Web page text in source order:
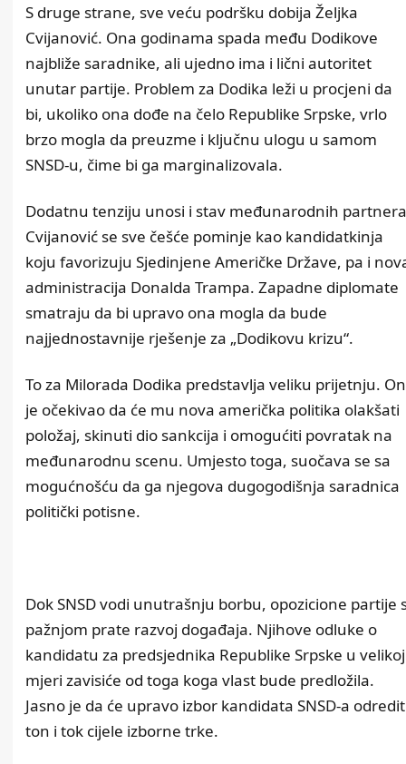
S druge strane, sve veću podršku dobija Željka
Cvijanović. Ona godinama spada među Dodikove
najbliže saradnike, ali ujedno ima i lični autoritet
unutar partije. Problem za Dodika leži u procjeni da
bi, ukoliko ona dođe na čelo Republike Srpske, vrlo
brzo mogla da preuzme i ključnu ulogu u samom
SNSD-u, čime bi ga marginalizovala.
Dodatnu tenziju unosi i stav međunarodnih
Cvijanović se sve češće pominje kao kandidatkinja
koju favorizuju Sjedinjene Američke Države, pa i
administracija Donalda Trampa. Zapadne diplomate
smatraju da bi upravo ona mogla da bude
najjednostavnije rješenje za „Dodikovu krizu“.
To za Milorada Dodika predstavlja veliku prijetnju. On
je očekivao da će mu nova američka politika olakšati
položaj, skinuti dio sankcija i omogućiti povratak na
međunarodnu scenu. Umjesto toga, suočava se sa
mogućnošću da ga njegova dugogodišnja saradnica
politički potisne.
Dok SNSD vodi unutrašnju borbu, opozicione partije
pažnjom prate razvoj događaja. Njihove odluke o
kandidatu za predsjednika Republike Srpske u velikoj
mjeri zavisiće od toga koga vlast bude predložila.
Jasno je da će upravo izbor kandidata SNSD-a
ton i tok cijele izborne trke.